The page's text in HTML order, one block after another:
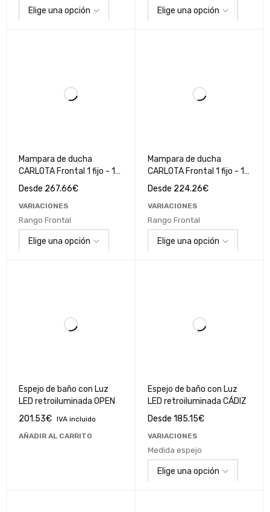
Mampara de ducha
CARLOTA Frontal 1 fijo - 1
puerta corredera acabado
Desde 267.66€
VARIACIONES
Rango Frontal
Mampara de ducha
CARLOTA Frontal 1 fijo - 1
puerta corredera Negro
Transparente
Desde 224.26€
VARIACIONES
Rango Frontal
Espejo de baño con Luz
LED retroiluminada OPEN
201.53€ IVA incluido
AÑADIR AL CARRITO
Espejo de baño con Luz
LED retroiluminada CÁDIZ
Desde 185.15€
VARIACIONES
Medida espejo